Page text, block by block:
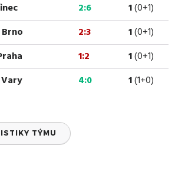
2:6 1(0+1)
2:3 1(0+1)
1:2 1(0+1)
4:0 1(1+0)
TÝMU